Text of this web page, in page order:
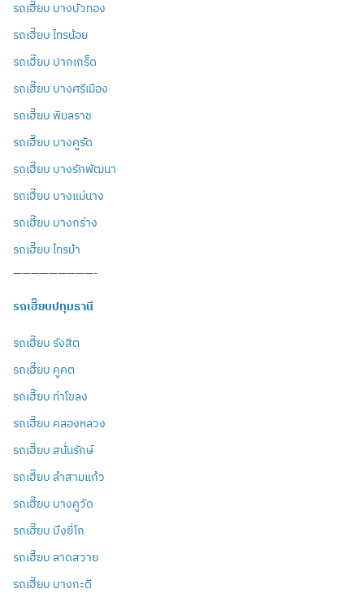
รถเฮี๊ยบ บางบัวทอง
รถเฮี๊ยบ ไทรน้อย
รถเฮี๊ยบ ปากเกร็ด
รถเฮี๊ยบ บางศรีเมือง
รถเฮี๊ยบ พิมลราช
รถเฮี๊ยบ บางคูรัด
รถเฮี๊ยบ บางรักพัฒนา
รถเฮี๊ยบ บางแม่นาง
รถเฮี๊ยบ บางกร่าง
รถเฮี๊ยบ ไทรม้า
—————————-
รถเฮี๊ยบปทุมธานี
รถเฮี๊ยบ รังสิต
รถเฮี๊ยบ คูคต
รถเฮี๊ยบ ท่าโขลง
รถเฮี๊ยบ คลองหลวง
รถเฮี๊ยบ สนั่นรักษ์
รถเฮี๊ยบ ลำสามแก้ว
รถเฮี๊ยบ บางคูวัด
รถเฮี๊ยบ บึงยี่โถ
รถเฮี๊ยบ ลาดสวาย
รถเฮี๊ยบ บางกะดี